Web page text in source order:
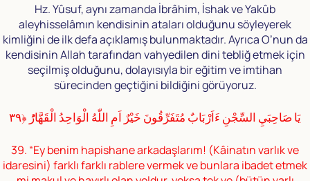
Hz. Yûsuf, aynı zamanda İbrâhim, İshak ve Yakûb
aleyhisselâmın kendisinin ataları olduğunu söyleyerek
kimliğini de ilk defa açıklamış bulunmaktadır. Ayrıca O’nun da
kendisinin Allah tarafından vahyedilen dini tebliğ etmek için
seçilmiş olduğunu, dolayısıyla bir eğitim ve imtihan
sürecinden geçtiğini bildiğini görüyoruz.
يَا صَاحِبَيِ السِّجْنِ ءَاَرْبَابٌ مُتَفَرِّقُونَ خَيْرٌ اَمِ اللّٰهُ الْوَاحِدُ الْقَهَّارُؕ ﴿٣٩
39. “Ey benim hapishane arkadaşlarım! (Kâinatın varlık ve
idaresini) farklı farklı rablere vermek ve bunlara ibadet etmek